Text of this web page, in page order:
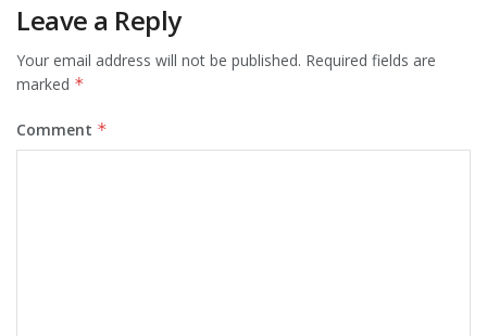
Leave a Reply
Your email address will not be published. Required fields are
marked *
Comment *